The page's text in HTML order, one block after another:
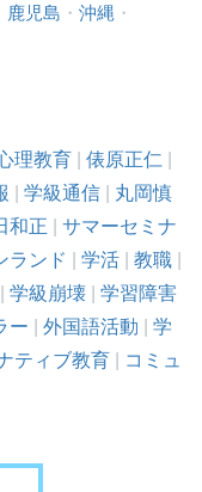
鹿児島 ・ 沖縄 ・
理教育 俵原正仁
学級通信
丸岡慎
和正
サマーセミナ
ランド 学活 教職
学級崩壊
学習障害
ー 外国語活動
学
ティブ教育
コミュ